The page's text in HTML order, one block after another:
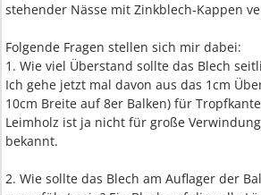
stehender Nässe mit Zinkblech-Kappen
Folgende Fragen stellen sich mir dabei:
1. Wie viel Überstand sollte das Blech
Ich gehe jetzt mal davon aus das 1cm
10cm Breite auf 8er Balken) für
Leimholz ist ja nicht für große
bekannt.
2. Wie sollte das Blech am Auflager der